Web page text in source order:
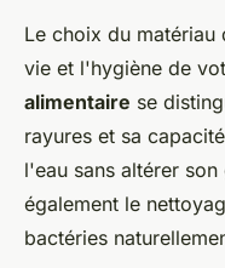
Le choix du matériau
vie et l'hygiène de
alimentaire se
rayures et sa
l'eau sans altérer
également le
bactéries